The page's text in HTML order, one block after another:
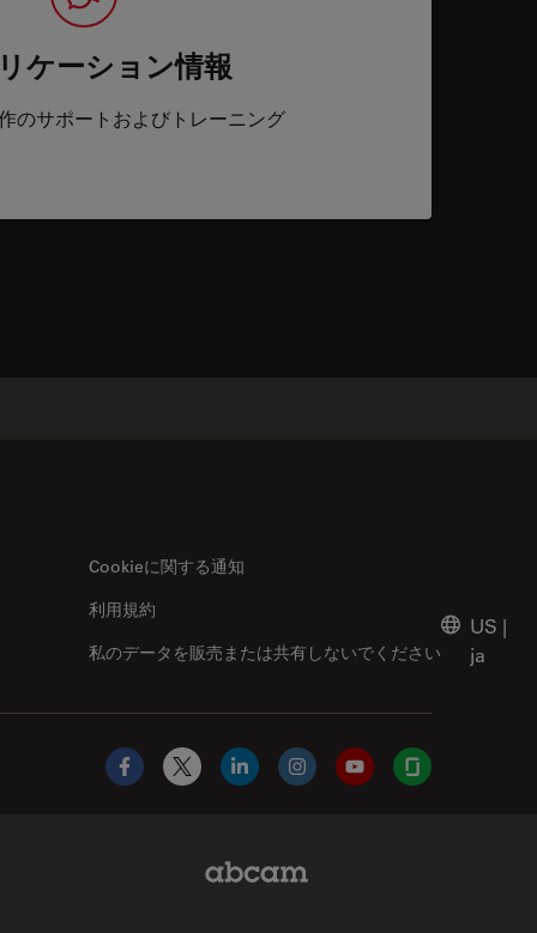
ケーション情報
のサポートおよびトレーニング
Cookieに関する通知
私のデータを販売または共有しないでください
利用規約
US |
ja
Facebook
X LinkedInInstagramYouTubeGlassdoor